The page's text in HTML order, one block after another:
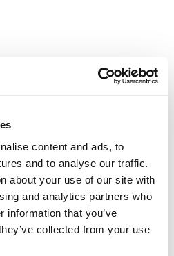
content and ads, to
and to analyse our traffic.
about your use of our site with
and analytics partners who
information that you’ve
collected from your use
sobre la actividad y los TTPs
apunta a organizaciones e
Chile, Panamá y otros países de
(TTPs) de los grupos de